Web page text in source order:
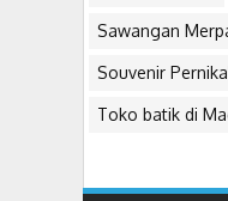
Sawangan
Souvenir
Toko batik di